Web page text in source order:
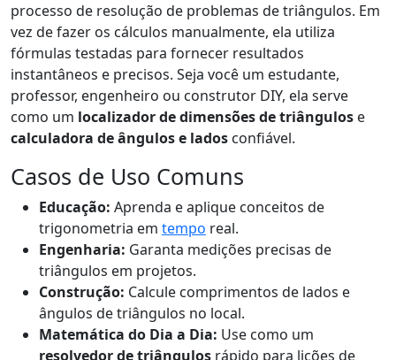
processo de resolução de problemas de triângulos. Em
vez de fazer os cálculos manualmente, ela utiliza
fórmulas testadas para fornecer resultados
instantâneos e precisos. Seja você um estudante,
professor, engenheiro ou construtor DIY, ela serve
como um localizador de dimensões de triângulos e
calculadora de ângulos e lados confiável.
Casos de Uso Comuns
Educação: Aprenda e aplique conceitos de
trigonometria em tempo real.
Engenharia: Garanta medições precisas de
triângulos em projetos.
Construção: Calcule comprimentos de lados e
ângulos de triângulos no local.
Matemática do Dia a Dia: Use como um
resolvedor de triângulos rápido para lições de